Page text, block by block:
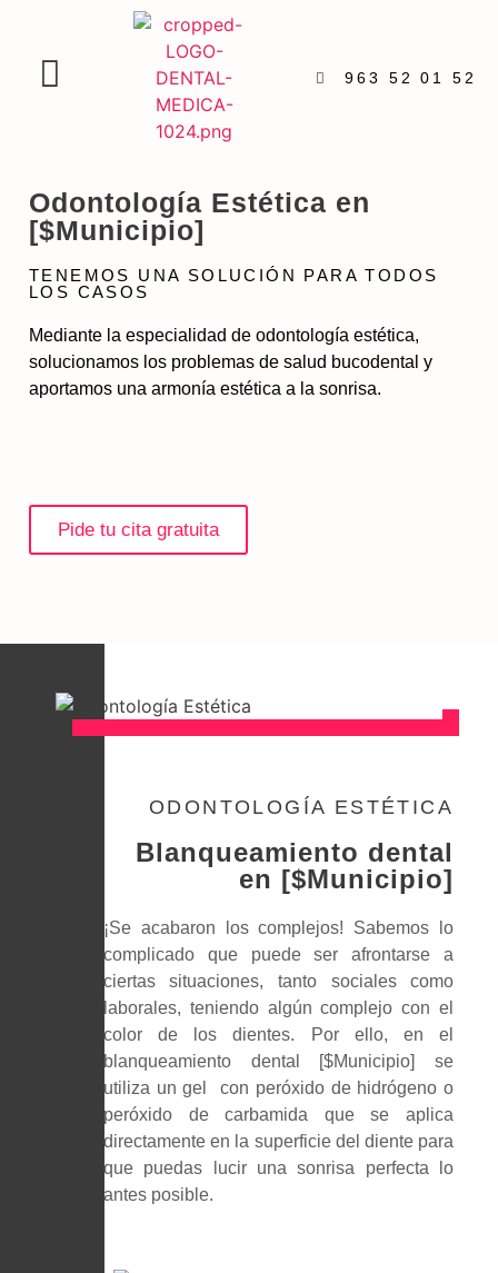
963 52 01 52
Odontología Estética en
[$Municipio]
TENEMOS UNA SOLUCIÓN PARA TODOS
LOS CASOS
Mediante la especialidad de odontología estética,
solucionamos los problemas de salud bucodental y
aportamos una armonía estética a la sonrisa.
Pide tu cita gratuita
ODONTOLOGÍA ESTÉTICA
Blanqueamiento dental
en [$Municipio]
¡Se acabaron los complejos! Sabemos lo
complicado que puede ser afrontarse a
ciertas situaciones, tanto sociales como
laborales, teniendo algún complejo con el
color de los dientes. Por ello, en el
blanqueamiento dental [$Municipio] se
utiliza un gel con peróxido de hidrógeno o
peróxido de carbamida que se aplica
directamente en la superficie del diente para
que puedas lucir una sonrisa perfecta lo
antes posible.